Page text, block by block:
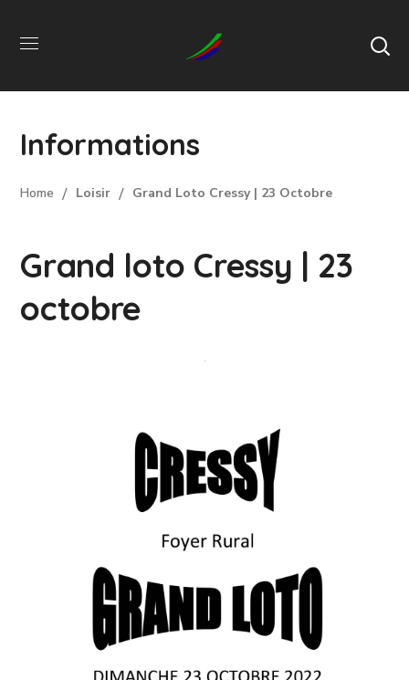
Informations
Home Loisir Grand Loto Cressy | 23 Octobre
Grand loto Cressy | 23
octobre